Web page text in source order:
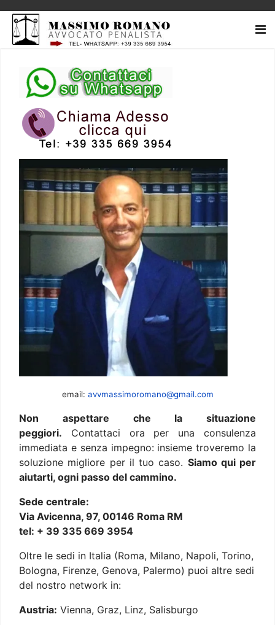
email: avvmassimoromano@gmail.com
Non aspettare che la situazione
peggiori. Contattaci ora per una consulenza
immediata e senza impegno: insieme troveremo la
soluzione migliore per il tuo caso. Siamo qui per
aiutarti, ogni passo del cammino.
Sede centrale:
Via Avicenna, 97, 00146 Roma RM
tel: + 39 335 669 3954
Oltre le sedi in Italia (Roma, Milano, Napoli, Torino,
Bologna, Firenze, Genova, Palermo) puoi altre sedi
del nostro network in:
Austria: Vienna, Graz, Linz, Salisburgo